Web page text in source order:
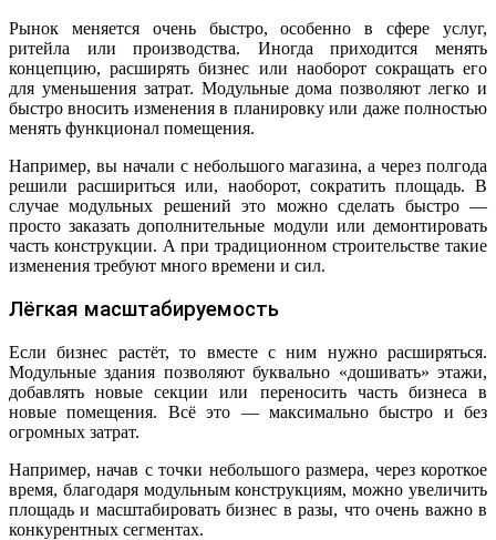
Рынок меняется очень быстро, особенно в сфере услуг,
ритейла или производства. Иногда приходится менять
концепцию, расширять бизнес или наоборот сокращать его
для уменьшения затрат. Модульные дома позволяют легко и
быстро вносить изменения в планировку или даже полностью
менять функционал помещения.
Например, вы начали с небольшого магазина, а через полгода
решили расшириться или, наоборот, сократить площадь. В
случае модульных решений это можно сделать быстро —
просто заказать дополнительные модули или демонтировать
часть конструкции. А при традиционном строительстве такие
изменения требуют много времени и сил.
Лёгкая масштабируемость
Если бизнес растёт, то вместе с ним нужно расширяться.
Модульные здания позволяют буквально «дошивать» этажи,
добавлять новые секции или переносить часть бизнеса в
новые помещения. Всё это — максимально быстро и без
огромных затрат.
Например, начав с точки небольшого размера, через короткое
время, благодаря модульным конструкциям, можно увеличить
площадь и масштабировать бизнес в разы, что очень важно в
конкурентных сегментах.